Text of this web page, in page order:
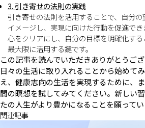
3. 引き寄せの法則の実践
引き寄せの法則を活用することで、自分
イメージし、実現に向けた行動を促進で
心をクリアにし、自分の目標を明確化す
最大限に活用する鍵です。
この記事を読んでいただきありがとうご
日々の生活に取り入れることから始めて
え、健康志向の生活を実現するために、
間の瞑想を試してみてください。新しい
たの人生がより豊かになることを願ってい
関連記事